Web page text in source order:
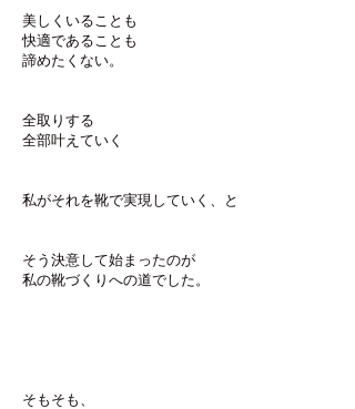
美しくいることも
快適であることも
諦めたくない。
全取りする
全部叶えていく
私がそれを靴で実現していく、と
そう決意して始まったのが
私の靴づくりへの道でした。
そもそも、